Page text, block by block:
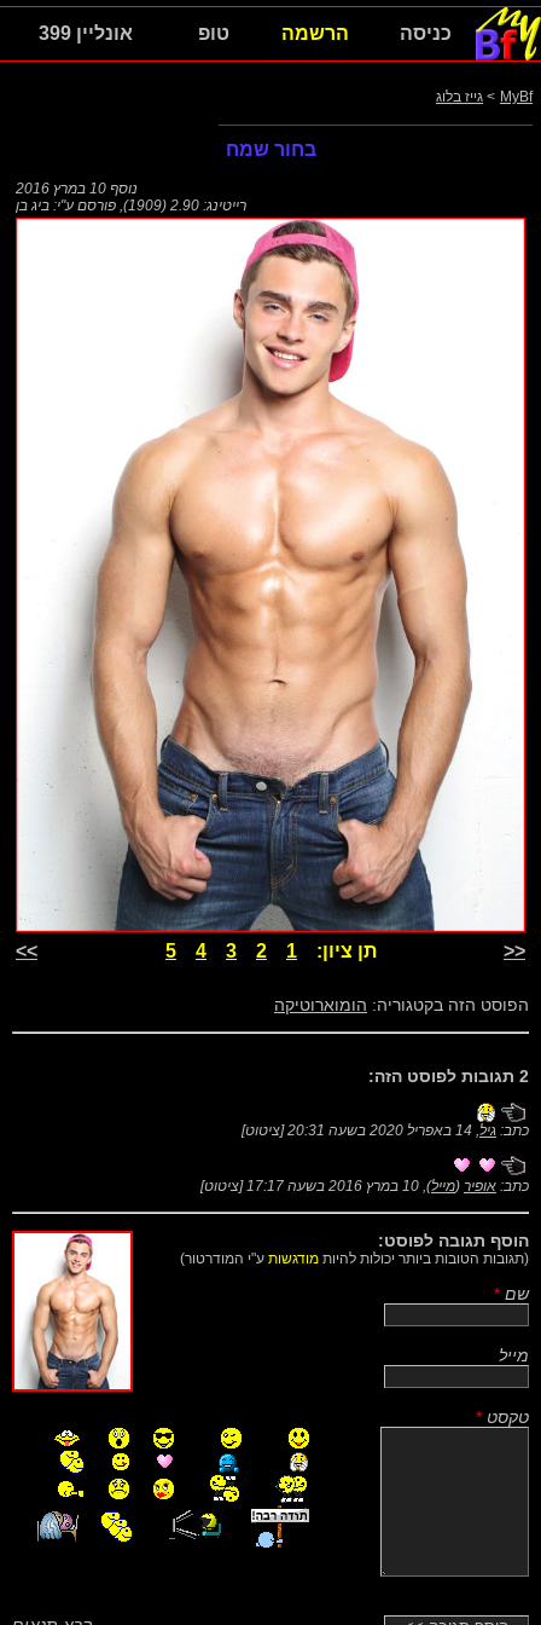
כניסה הרשמה טופ אונליין 399
MyBf
> גייז בלוג
בחור שמח
נוסף 10 במרץ 2016
רייטינג: 2.90 (1909)
, פורסם ע"י: ביג בן
<< תן ציון: 1
2
3
4
5
>>
הפוסט הזה בקטגוריה: הומוארוטיקה
2 תגובות לפוסט הזה:
כתב: גיל, 14 באפריל 2020 בשעה 20:31 [ציטוט]
כתב: אופיר (מייל), 10 במרץ 2016 בשעה 17:17 [ציטוט]
הוסף תגובה לפוסט:
(תגובות הטובות ביותר יכולות להיות מודגשות ע"י המודרטור)
שם *
מייל
טקסט *